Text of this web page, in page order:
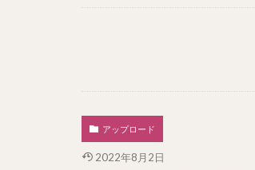
アップロード
2022年8月2日